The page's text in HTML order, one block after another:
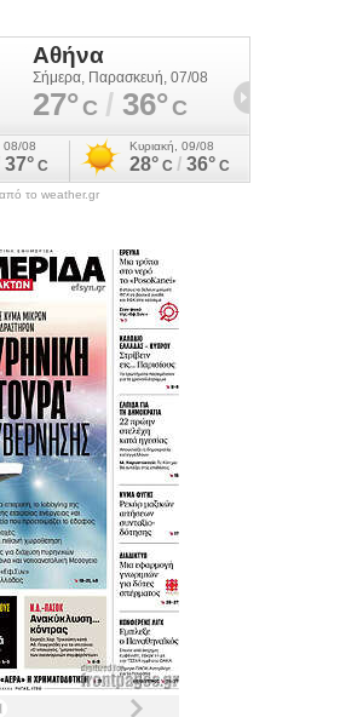
το weather.gr